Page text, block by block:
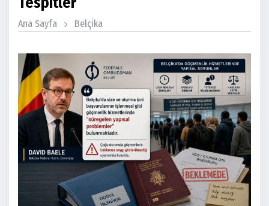
Ana Sayfa Belçi̇ka